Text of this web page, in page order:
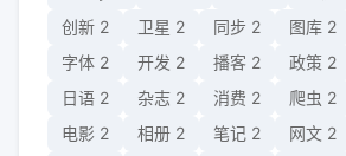
创新 2 卫星 2 同步 2 图库 2
字体 2 开发 2 播客 2 政策 2
日语 2 杂志 2 消费 2 爬虫 2
电影 2 相册 2 笔记 2 网文 2